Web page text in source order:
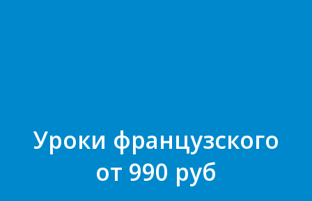
Уроки французского
от 990 руб